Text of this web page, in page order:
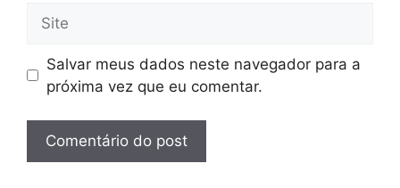
Salvar meus dados neste navegador para a
próxima vez que eu comentar.